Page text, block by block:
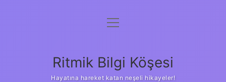
Anasayfa
Yasal Uyarı
menüyü
Ritmik Bilgi Köşesi
Hayatına hareket katan neşeli hikayeler!